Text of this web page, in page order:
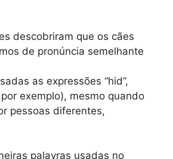
descobriram que os cães
de pronúncia semelhante
as expressões “hid”,
por exemplo), mesmo quando
pessoas diferentes,
palavras usadas no